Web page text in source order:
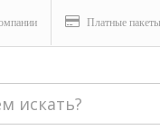
Платные пакеты